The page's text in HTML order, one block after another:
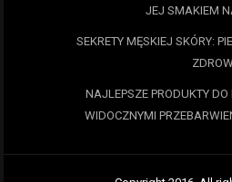
JEJ SMAKIEM
SEKRETY MĘSKIEJ SKÓRY:
NAJLEPSZE PRODUKTY
WIDOCZNYMI